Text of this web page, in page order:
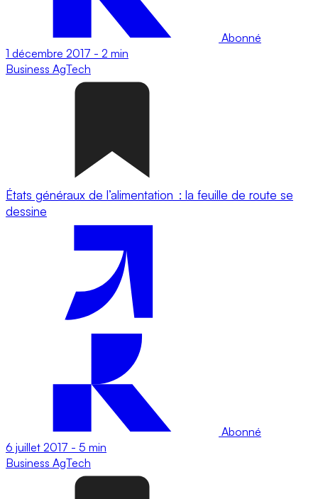
Abonné
1 décembre 2017 - 2 min
Business AgTech
États généraux de l’alimentation : la feuille de route se
dessine
Abonné
6 juillet 2017 - 5 min
Business AgTech